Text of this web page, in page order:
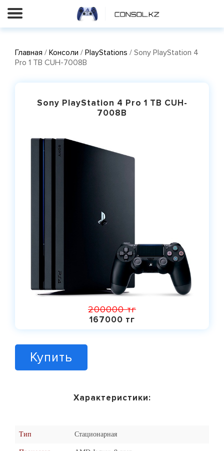
Главная / Консоли / PlayStations / Sony PlayStation 4
Pro 1 TB CUH-7008B
Sony PlayStation 4 Pro 1 TB CUH-
7008B
200000 тг
167000 тг
Купить
Характеристики:
Тип Стационарная